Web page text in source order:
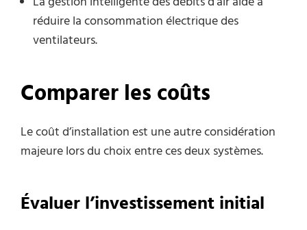
réduire la consommation électrique des
ventilateurs.
Comparer les coûts
Le coût d’installation est une autre considération
majeure lors du choix entre ces deux systèmes.
Évaluer l’investissement initial